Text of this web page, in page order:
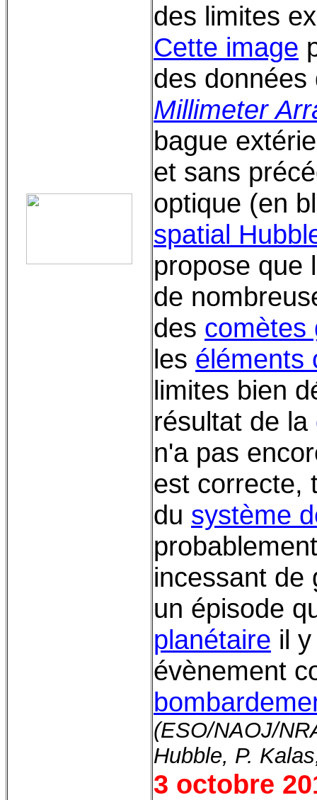
des limites
Cette image
des données
Millimeter
bague
et sans
optique (en
spatial
propose que
de
des comètes
les éléments
limites bien
résultat de la
n'a pas
est correcte,
du système
incessant de
un épisode
planétaire il
évènement
(ESO/NAOJ/
Hubble, P.
3 octobre